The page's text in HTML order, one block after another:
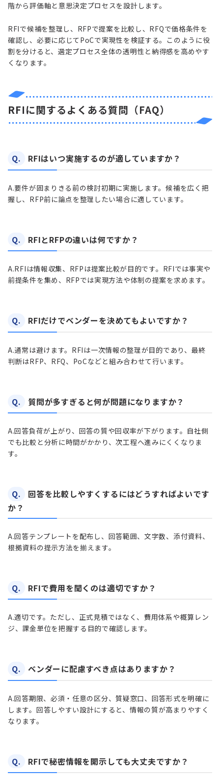
階から評価軸と意思決定プロセスを設計します。
RFIで候補を整理し、RFPで提案を比較し、RFQで価格条件を
確認し、必要に応じてPoCで実現性を検証する。このように役
割を分けると、選定プロセス全体の透明性と納得感を高めやす
くなります。
RFIに関するよくある質問（FAQ）
Q. RFIはいつ実施するのが適していますか？
A.要件が固まりきる前の検討初期に実施します。候補を広く把
握し、RFP前に論点を整理したい場合に適しています。
Q. RFIとRFPの違いは何ですか？
A.RFIは情報収集、RFPは提案比較が目的です。RFIでは事実や
前提条件を集め、RFPでは実現方法や体制の提案を求めます。
Q. RFIだけでベンダーを決めてもよいですか？
A.通常は避けます。RFIは一次情報の整理が目的であり、最終
判断はRFP、RFQ、PoCなどと組み合わせて行います。
Q. 質問が多すぎると何が問題になりますか？
A.回答負荷が上がり、回答の質や回収率が下がります。自社側
でも比較と分析に時間がかかり、次工程へ進みにくくなりま
す。
Q.
回答を比較しやすくするにはどうすればよいです
か？
A.回答テンプレートを配布し、回答範囲、文字数、添付資料、
根拠資料の提示方法を揃えます。
Q. RFIで費用を聞くのは適切ですか？
A.適切です。ただし、正式見積ではなく、費用体系や概算レン
ジ、課金単位を把握する目的で確認します。
Q. ベンダーに配慮すべき点はありますか？
A.回答期限、必須・任意の区分、質疑窓口、回答形式を明確に
します。回答しやすい設計にすると、情報の質が高まりやすく
なります。
Q. RFIで秘密情報を開示しても大丈夫ですか？